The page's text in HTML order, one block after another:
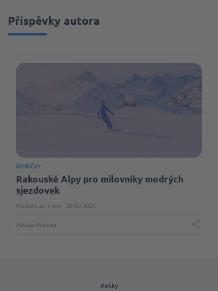
Příspěvky autora
ŘEBŘÍČKY
Rakouské Alpy pro milovníky modrých
sjezdovek
Přečtete za: 7 min 20 ŘÍJ 2023
Natalia Kolińska
#eSky